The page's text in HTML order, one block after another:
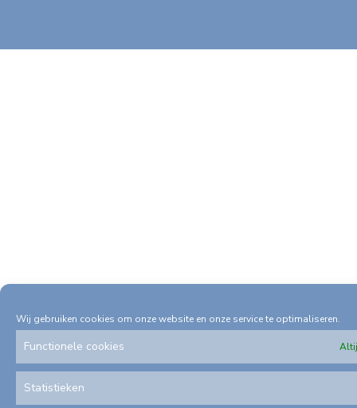
Wij gebruiken cookies om onze website en onze service te optimaliseren.
Functionele cookies
Statistieken